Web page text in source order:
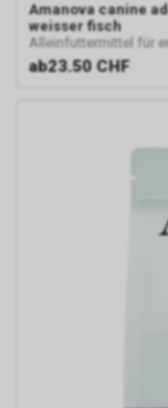
Amanova canine
weisser fisch
Alleinfuttermittel für
ab23.50 CHF